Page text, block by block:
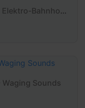
27.12.2024 KuKav präsentiert - Elektro-Bahnhofs-Reste
Sounds